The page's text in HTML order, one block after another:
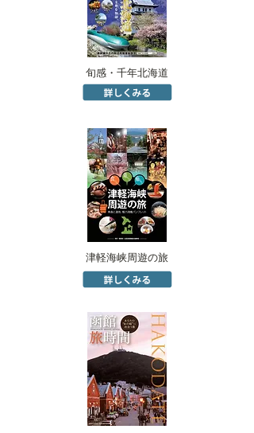
旬感・千年北海道
津軽海峡周遊の旅